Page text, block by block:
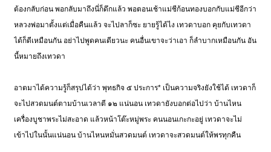
ต้องกลับก่อน พอกลับมาถึงนี่ก็ดึกแล้ว พอตอนเช้าแม่ชีก้อนทองบอกกับแม่ชีอีกว่า
หลวงพ่อมาตั้งแต่เมื่อคืนแล้ว จะไปลาก็ซะ ยายรู้ได้ไง เทวดาบอก คุยกับเทวดา
ได้ก็ดีเหมือนกัน อย่าไปพูดคนเดียวนะ คนอื่นเขาจะว่าเอา ก็ลำบากเหมือนกัน อัน
นี้หมายถึงเทวดา
อาตมาได้ความรู้ก็สรุปได้ว่าพุทธกิจ ๕ ประการ* เป็นความจริงยังใช้ได้ เทวดาก็
จะไปสวดมนต์ตามบ้านเวลาตี ๑๒ แน่นอน เทวดายังบอกต่อไปว่า บ้านไหน
เครื่องบูชาพระไม่สะอาด แล้วหน้าโต๊ะหมู่พระ คนนอนเกะกะอยู่ เทวดาจะไม่
เข้าไปในนั้นแน่นอน บ้านไหนหมั่นสวดมนต์ เทวดาจะสวดมนต์ให้พรทุกคืน